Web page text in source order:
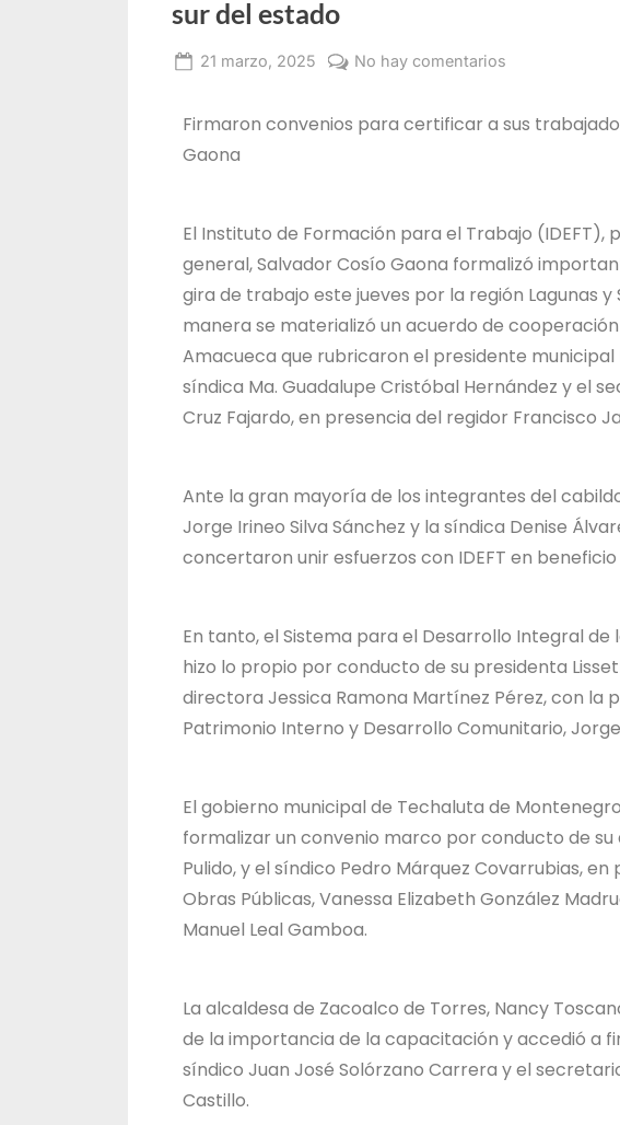
sur del estado
21 marzo, 2025
No hay comentarios
Firmaron convenios para certificar a sus
Gaona
El Instituto de Formación para el Trabajo
general, Salvador Cosío Gaona formalizó
gira de trabajo este jueves por la región Lagunas y
manera se materializó un acuerdo de
Amacueca que rubricaron el presidente municipal
síndica Ma. Guadalupe Cristóbal Hernández y el
Cruz Fajardo, en presencia del regidor Francisco
Ante la gran mayoría de los integrantes del
Jorge Irineo Silva Sánchez y la síndica Denise
concertaron unir esfuerzos con IDEFT en
En tanto, el Sistema para el Desarrollo Integral de
hizo lo propio por conducto de su presidenta
directora Jessica Ramona Martínez Pérez, con la
Patrimonio Interno y Desarrollo Comunitario,
El gobierno municipal de Techaluta de
formalizar un convenio marco por conducto de su
Pulido, y el síndico Pedro Márquez Covarrubias,
Obras Públicas, Vanessa Elizabeth González
Manuel Leal Gamboa.
La alcaldesa de Zacoalco de Torres, Nancy
de la importancia de la capacitación y accedió a
síndico Juan José Solórzano Carrera y el
Castillo.